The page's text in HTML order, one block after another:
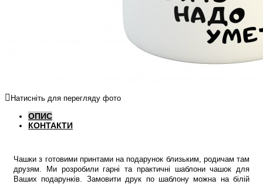
Натисніть для перегляду фото
ОПИС
КОНТАКТИ
Чашки з готовими принтами на подарунок близьким, родичам там
друзям. Ми розробили гарні та практичні шаблони чашок для
Ваших подарунків. Замовити друк по шаблону можна на білій